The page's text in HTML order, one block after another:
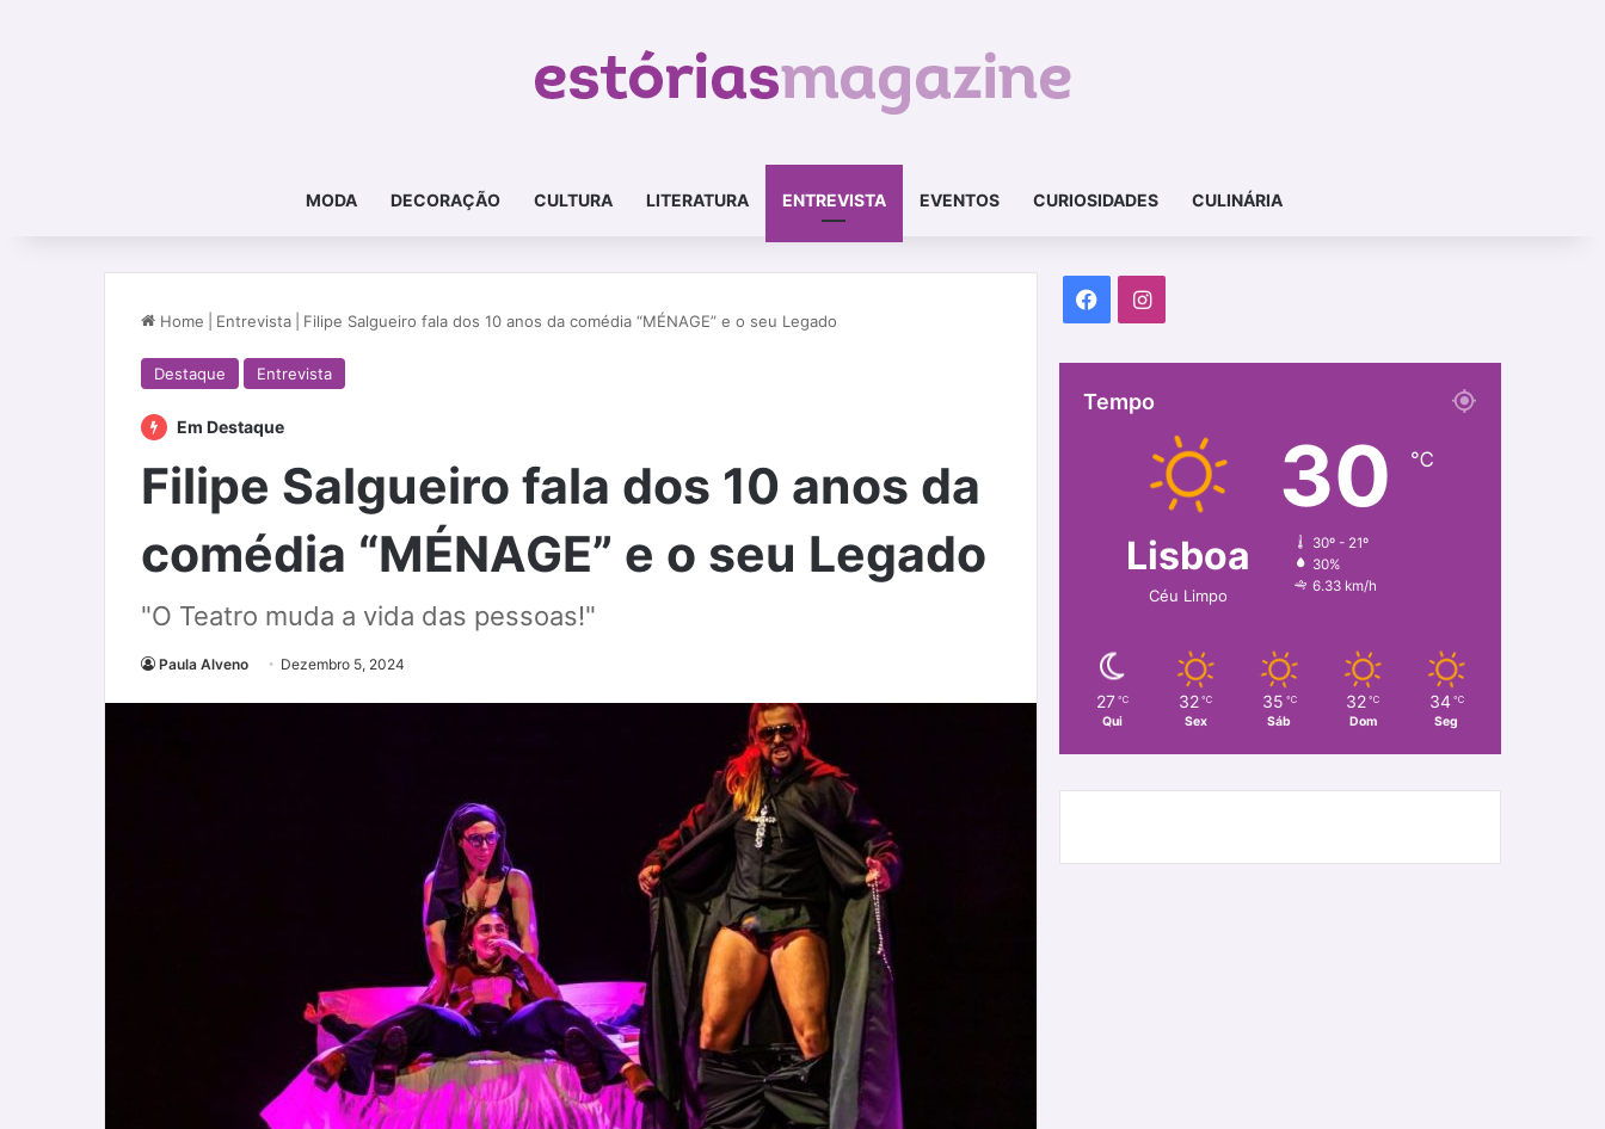
MODA DECORAÇÃO CULTURA LITERATURA ENTREVISTA EVENTOS CURIOSIDADES CULINÁRIA
Home Entrevista Filipe Salgueiro fala dos 10 anos da comédia “MÉNAGE” e o seu Legado
Destaque Entrevista
Em Destaque
Filipe Salgueiro fala dos 10 anos da
comédia “MÉNAGE” e o seu Legado
"O Teatro muda a vida das pessoas!"
Paula Alveno Dezembro 5, 2024
FacebookInstagram
Tempo
Lisboa
Céu Limpo
30 ℃
30º - 21º
30%
6.33 km/h
27 ℃
Qui
32 ℃
Sex
35 ℃
Sáb
32 ℃
Dom
34 ℃
Seg